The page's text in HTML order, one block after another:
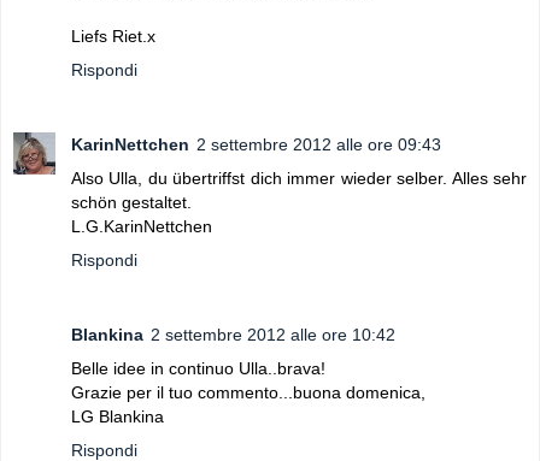
Liefs Riet.x
Rispondi
KarinNettchen 2 settembre 2012 alle ore 09:43
Also Ulla, du übertriffst dich immer wieder selber. Alles sehr
schön gestaltet.
L.G.KarinNettchen
Rispondi
Blankina 2 settembre 2012 alle ore 10:42
Belle idee in continuo Ulla..brava!
Grazie per il tuo commento...buona domenica,
LG Blankina
Rispondi